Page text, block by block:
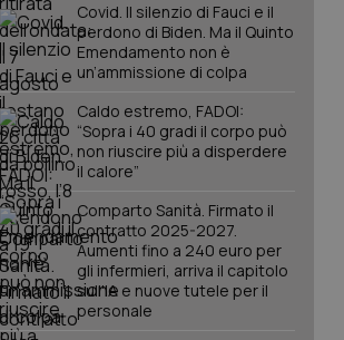
Covid. Il silenzio di Fauci e il
perdono di Biden. Ma il Quinto
Emendamento non è
un’ammissione di colpa
Caldo estremo, FADOI:
“Sopra i 40 gradi il corpo può
non riuscire più a disperdere
il calore”
Comparto Sanità. Firmato il
contratto 2025-2027.
Aumenti fino a 240 euro per
gli infermieri, arriva il capitolo
sull'IA e nuove tutele per il
personale